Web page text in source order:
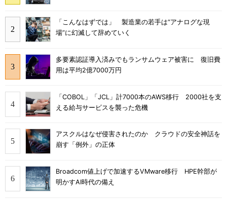
「こんなはずでは」 製造業の若手は“アナログな現
場”に幻滅して辞めていく
多要素認証導入済みでもランサムウェア被害に 復旧費
用は平均2億7000万円
「COBOL」「JCL」計7000本のAWS移行 2000社を支
える給与サービスを襲った危機
アスクルはなぜ侵害されたのか クラウドの安全神話を
崩す「例外」の正体
Broadcom値上げで加速するVMware移行 HPE幹部が
明かすAI時代の備え